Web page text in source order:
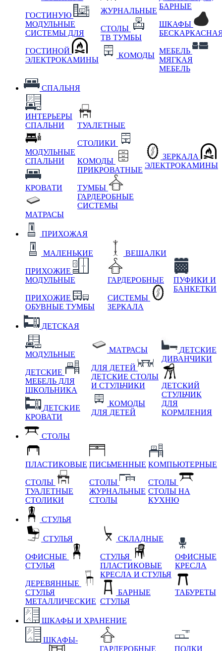
ГОСТИНУЮ
МОДУЛЬНЫЕ
СИСТЕМЫ ДЛЯ
ГОСТИНОЙ
ЭЛЕКТРОКАМИНЫ
ЖУРНАЛЬНЫЕ
СТОЛЫ
ТВ ТУМБЫ
КОМОДЫ
БАРНЫЕ
ШКАФЫ
МЕБЕЛЬ
МЯГКАЯ
МЕБЕЛЬ
СПАЛЬНЯ
ИНТЕРЬЕРЫ
СПАЛЬНИ
МОДУЛЬНЫЕ
СПАЛЬНИ
КРОВАТИ
МАТРАСЫ
ТУАЛЕТНЫЕ
СТОЛИКИ
КОМОДЫ
ПРИКРОВАТНЫЕ
ТУМБЫ
ГАРДЕРОБНЫЕ
СИСТЕМЫ
ЗЕРКАЛА
ЭЛЕКТРОКАМИНЫ
ПРИХОЖАЯ
МАЛЕНЬКИЕ
ПРИХОЖИЕ
МОДУЛЬНЫЕ
ПРИХОЖИЕ
ОБУВНЫЕ ТУМБЫ
ВЕШАЛКИ
ГАРДЕРОБНЫЕ
СИСТЕМЫ
ЗЕРКАЛА
ПУФИКИ И
БАНКЕТКИ
ДЕТСКАЯ
МОДУЛЬНЫЕ
ДЕТСКИЕ
МЕБЕЛЬ ДЛЯ
ШКОЛЬНИКА
ДЕТСКИЕ
КРОВАТИ
МАТРАСЫ
ДЛЯ ДЕТЕЙ
ДЕТСКИЕ СТОЛЫ
И СТУЛЬЧИКИ
КОМОДЫ
ДЛЯ ДЕТЕЙ
ДЕТСКИЕ
ДИВАНЧИКИ
ДЕТСКИЙ
СТУЛЬЧИК
ДЛЯ
КОРМЛЕНИЯ
СТОЛЫ
ПЛАСТИКОВЫЕ
СТОЛЫ
ТУАЛЕТНЫЕ
СТОЛИКИ
ПИСЬМЕННЫЕ
СТОЛЫ
ЖУРНАЛЬНЫЕ
СТОЛЫ
КОМПЬЮТЕРНЫЕ
СТОЛЫ
СТОЛЫ НА
КУХНЮ
СТУЛЬЯ
СТУЛЬЯ
ОФИСНЫЕ
СТУЛЬЯ
ДЕРЕВЯННЫЕ
СТУЛЬЯ
МЕТАЛЛИЧЕСКИЕ
СКЛАДНЫЕ
СТУЛЬЯ
ПЛАСТИКОВЫЕ
КРЕСЛА И СТУЛЬЯ
БАРНЫЕ
СТУЛЬЯ
ОФИСНЫЕ
КРЕСЛА
ТАБУРЕТЫ
ШКАФЫ И ХРАНЕНИЕ
ШКАФЫ-
ГАРДЕРОБНЫЕ
ПОЛКИ